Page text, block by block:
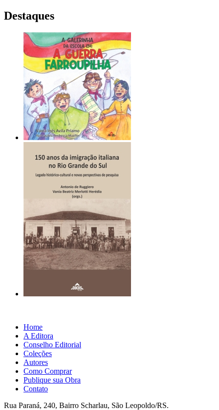
Destaques
Home
A Editora
Conselho Editorial
Coleções
Autores
Como Comprar
Publique sua Obra
Contato
Rua Paraná, 240, Bairro Scharlau, São Leopoldo/RS.